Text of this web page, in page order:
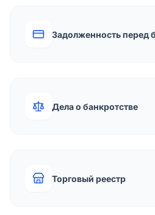
Задолженность перед
Дела о банкротстве
Торговый реестр